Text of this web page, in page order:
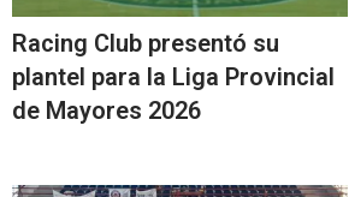
Racing Club presentó su
plantel para la Liga Provincial
de Mayores 2026